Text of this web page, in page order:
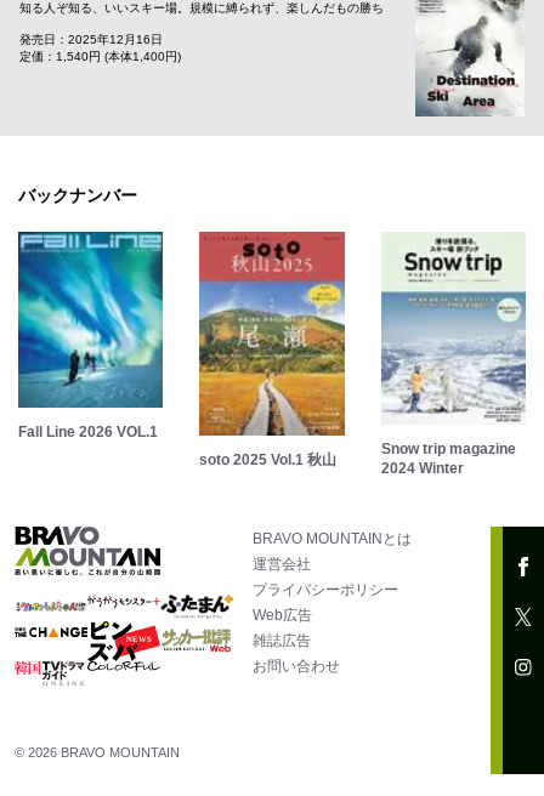
知る人ぞ知る、いいスキー場。規模に縛られず、楽しんだもの勝ち
発売日：2025年12月16日
定価：1,540円 (本体1,400円)
バックナンバー
Fall Line 2026 VOL.1
soto 2025 Vol.1 秋山
Snow trip magazine
2024 Winter
BRAVO MOUNTAINとは
運営会社
プライバシーポリシー
Web広告
雑誌広告
お問い合わせ
© 2026 BRAVO MOUNTAIN